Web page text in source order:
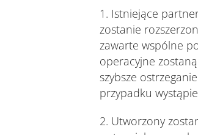
1. Istniejące
zostanie
zawarte wspólne
operacyjne
szybsze
przypadku
2. Utworzony